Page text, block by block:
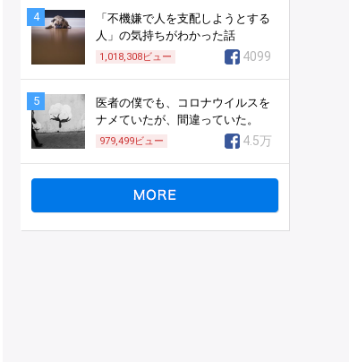
4
「不機嫌で人を支配しようとする
人」の気持ちがわかった話
1,018,308ビュー 4099
5
医者の僕でも、コロナウイルスを
ナメていたが、間違っていた。
979,499ビュー 4.5万